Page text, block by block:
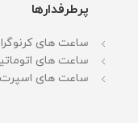
پرطرفدارها
ساعت های
ساعت های
ساعت های اسپرت